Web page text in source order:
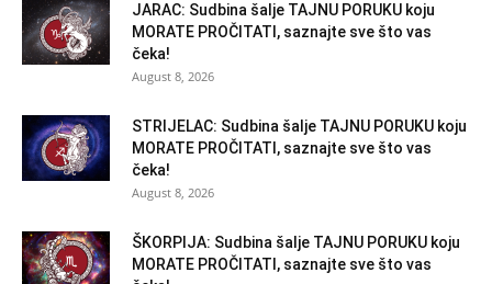
JARAC: Sudbina šalje TAJNU PORUKU koju
MORATE PROČITATI, saznajte sve što vas
čeka!
August 8, 2026
STRIJELAC: Sudbina šalje TAJNU PORUKU koju
MORATE PROČITATI, saznajte sve što vas
čeka!
August 8, 2026
ŠKORPIJA: Sudbina šalje TAJNU PORUKU koju
MORATE PROČITATI, saznajte sve što vas